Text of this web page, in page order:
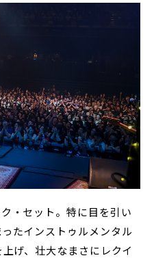
・セット。特に目を引い
たインストゥルメンタル
げ、壮大なまさにレクイ